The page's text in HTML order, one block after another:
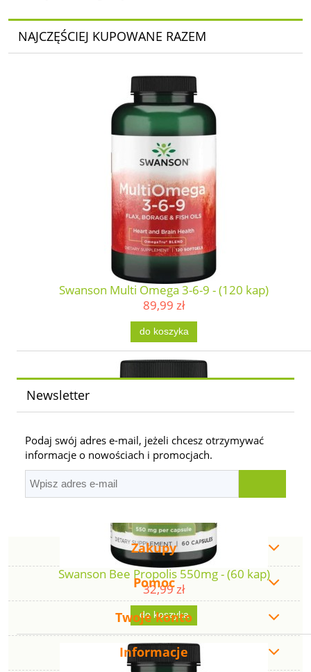
NAJCZĘŚCIEJ KUPOWANE RAZEM
Swanson Multi Omega 3-6-9 - (120 kap)
89,99 zł
do koszyka
Swanson Bee Propolis 550mg - (60 kap)
32,99 zł
do koszyka
Newsletter
Podaj swój adres e-mail, jeżeli chcesz otrzymywać
informacje o nowościach i promocjach.
Zakupy
Pomoc
Twoje konto
Informacje